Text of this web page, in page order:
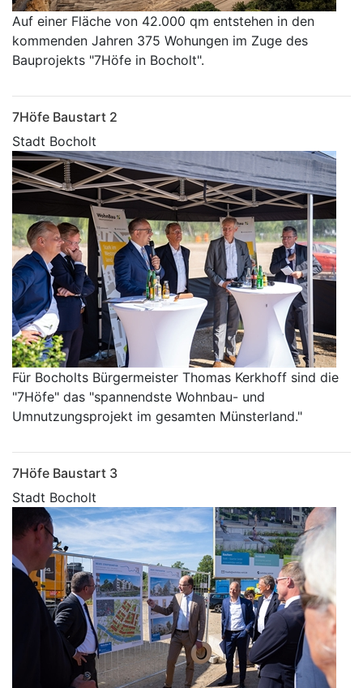
Auf einer Fläche von 42.000 qm entstehen in den
kommenden Jahren 375 Wohungen im Zuge des
Bauprojekts "7Höfe in Bocholt".
7Höfe Baustart 2
Stadt Bocholt
Für Bocholts Bürgermeister Thomas Kerkhoff sind die
"7Höfe" das "spannendste Wohnbau- und
Umnutzungsprojekt im gesamten Münsterland."
7Höfe Baustart 3
Stadt Bocholt